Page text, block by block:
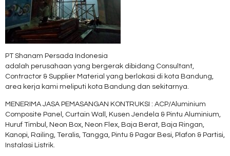
PT Shanam Persada Indonesia
adalah perusahaan yang bergerak dibidang Consultant,
Contractor & Supplier Material yang berlokasi di kota Bandung,
area kerja kami meliputi kota Bandung dan sekitarnya.
MENERIMA JASA PEMASANGAN KONTRUKSI : ACP/Aluminium
Composite Panel, Curtain Wall, Kusen Jendela & Pintu Aluminium,
Huruf Timbul, Neon Box, Neon Flex, Baja Berat, Baja Ringan,
Kanopi, Railing, Teralis, Tangga, Pintu & Pagar Besi, Plafon & Partisi,
Instalasi Listrik.